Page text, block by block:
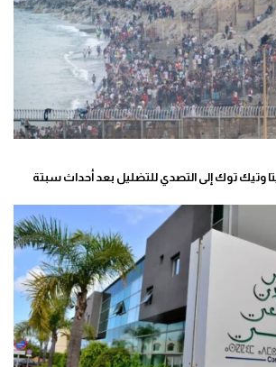
وتيك توك إلى التصدي للتضليل بعد أحداث سبتة